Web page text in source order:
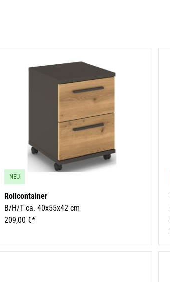
NEU
Rollcontainer
B/H/T ca. 40x55x42 cm
209,00 €*